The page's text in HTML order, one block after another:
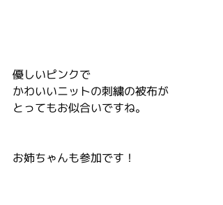
優しいピンクで
かわいいニットの刺繍の被布が
とってもお似合いですね。
お姉ちゃんも参加です！